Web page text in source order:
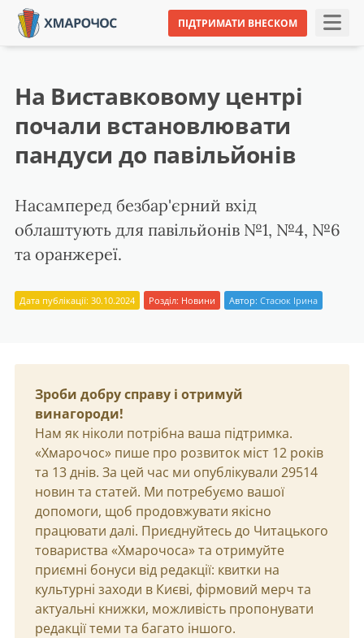
ПІДТРИМАТИ ВНЕСКОМ
На Виставковому центрі
почали встановлювати
пандуси до павільйонів
Насамперед безбар'єрний вхід
облаштують для павільйонів №1, №4, №6
та оранжереї.
Дата публікації: 30.10.2024 Розділ: Новини Автор: Стасюк Ірина
Зроби добру справу і отримуй
винагороди!
Нам як ніколи потрібна ваша підтримка.
«Хмарочос» пише про розвиток міст 12 років
та 13 днів. За цей час ми опублікували 29514
новин та статей. Ми потребуємо вашої
допомоги, щоб продовжувати якісно
працювати далі. Приєднуйтесь до Читацького
товариства «Хмарочоса» та отримуйте
приємні бонуси від редакції: квитки на
культурні заходи в Києві, фірмовий мерч та
актуальні книжки, можливість пропонувати
редакції теми та багато іншого.